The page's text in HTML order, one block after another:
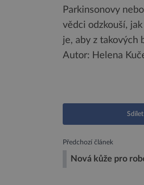
Parkinsonovy
vědci odzkouší,
je, aby z takových
Autor: Helena
Předchozí článek
Nová kůže pro